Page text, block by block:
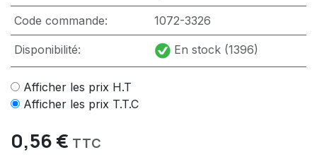
Code commande: 1072-3326
Disponibilité: En stock (1396)
Afficher les prix H.T
Afficher les prix T.T.C
0,56€ TTC